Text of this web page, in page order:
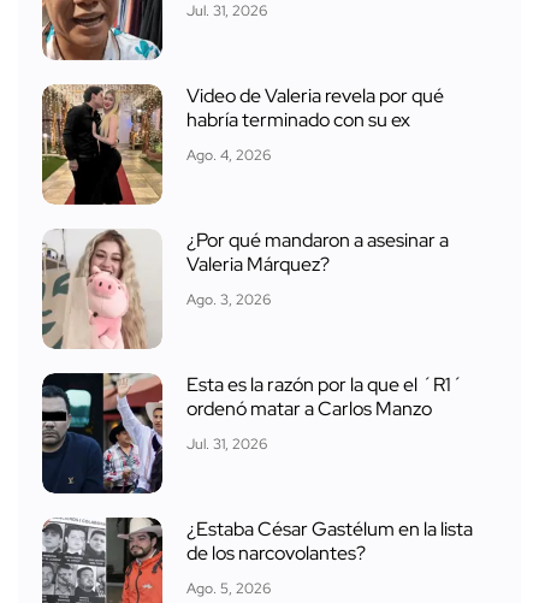
Jul. 31, 2026
Video de Valeria revela por qué
habría terminado con su ex
Ago. 4, 2026
¿Por qué mandaron a asesinar a
Valeria Márquez?
Ago. 3, 2026
Esta es la razón por la que el ´R1´
ordenó matar a Carlos Manzo
Jul. 31, 2026
¿Estaba César Gastélum en la lista
de los narcovolantes?
Ago. 5, 2026